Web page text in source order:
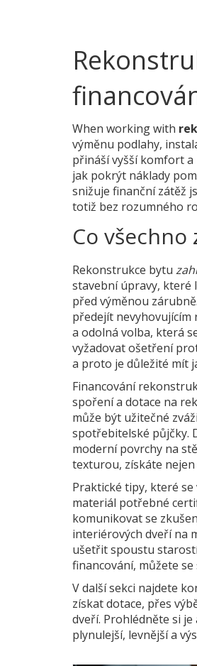
When working with
výměnu podlahy,
přináší vyšší komfort
jak pokrýt náklady
snižuje finanční zátěž
totiž bez rozumného
Co
Rekonstrukce bytu
stavební úpravy, které
před výměnou zárubně
předejít nevyhovujícím
a odolná volba, která
vyžadovat ošetření
a proto je důležité mít
Financování
spoření a dotace na
může být užitečné
spotřebitelské půjčky.
moderní povrchy na
texturou, získáte
Praktické tipy, které se
materiál potřebné
komunikovat se
interiérových dveří na
ušetřit spoustu
financování, můžete
V další sekci najdete
získat dotace, přes
dveří. Prohlédněte si
plynulejší, levnější a